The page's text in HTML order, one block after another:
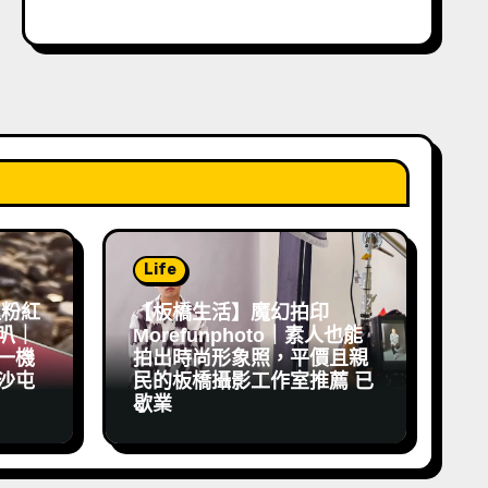
紅
｜
機
屯
Life
【板橋生活】魔幻拍印
Morefunphoto｜素人也能
拍出時尚形象照，平價且親
民的板橋攝影工作室推薦 已
歇業